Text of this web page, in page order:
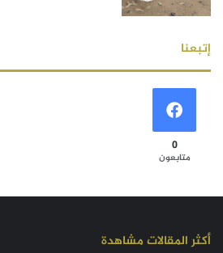
إتبعنا
0
متابعون
أكثر المقالات مشاهدة